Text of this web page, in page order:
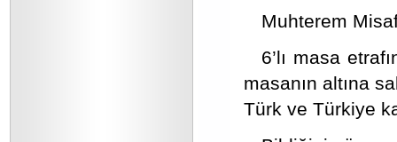
Muhterem
6’lı masa
masanın altına
Türk ve Türkiye